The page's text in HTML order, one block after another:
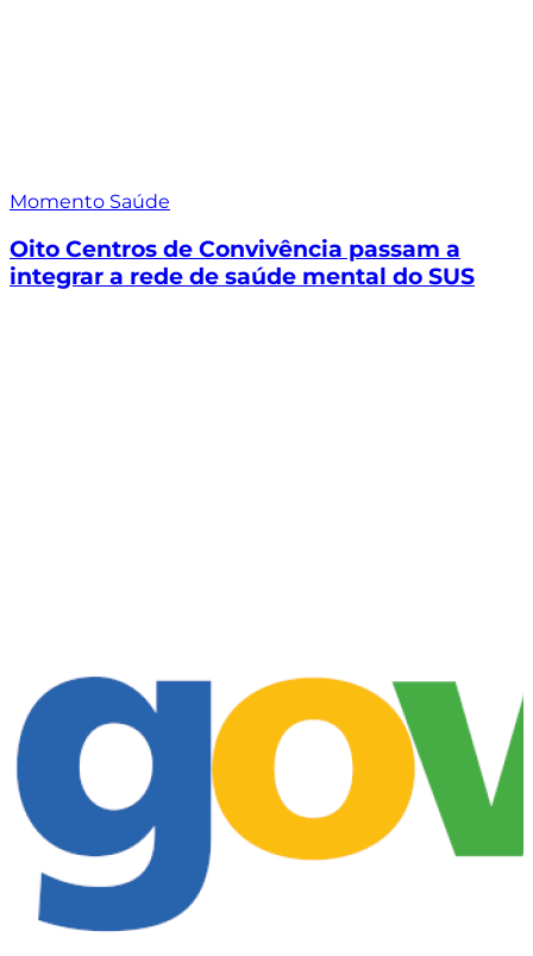
Momento Saúde
Oito Centros de Convivência passam a
integrar a rede de saúde mental do SUS